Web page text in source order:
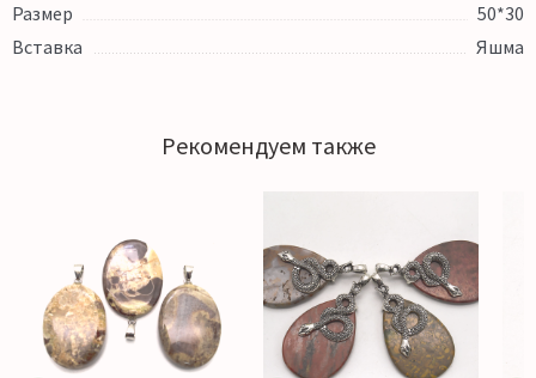
Размер
50*30
Вставка
Яшма
Рекомендуем также